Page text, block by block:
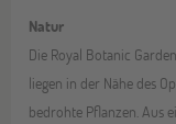
Natur
Die Royal Botanic
liegen in der Nähe des
bedrohte Pflanzen. Aus